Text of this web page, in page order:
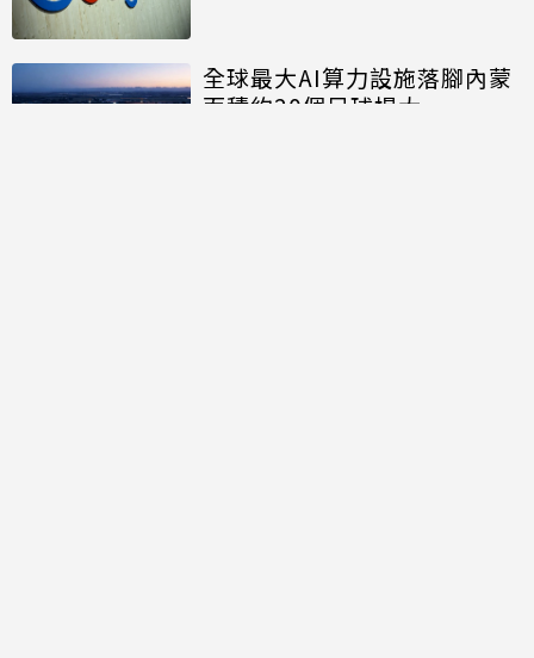
全球最大AI算力設施落腳內蒙
面積約20個足球場大